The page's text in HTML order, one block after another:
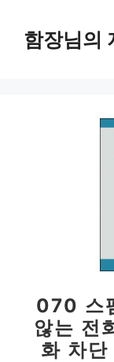
함장님의
070 스
않는 전
화 차